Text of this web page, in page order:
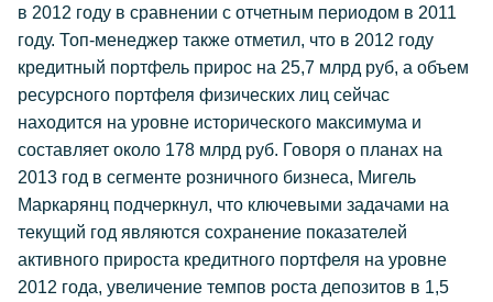
в 2012 году в сравнении с отчетным периодом в 2011
году. Топ-менеджер также отметил, что в 2012 году
кредитный портфель прирос на 25,7 млрд руб, а объем
ресурсного портфеля физических лиц сейчас
находится на уровне исторического максимума и
составляет около 178 млрд руб. Говоря о планах на
2013 год в сегменте розничного бизнеса, Мигель
Маркарянц подчеркнул, что ключевыми задачами на
текущий год являются сохранение показателей
активного прироста кредитного портфеля на уровне
2012 года, увеличение темпов роста депозитов в 1,5